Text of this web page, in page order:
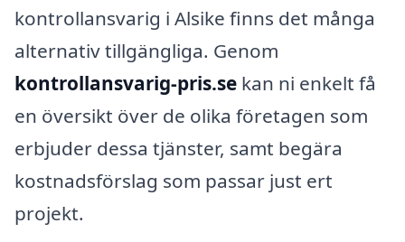
kontrollansvarig i Alsike finns det många
alternativ tillgängliga. Genom
kontrollansvarig-pris.se kan ni enkelt få
en översikt över de olika företagen som
erbjuder dessa tjänster, samt begära
kostnadsförslag som passar just ert
projekt.